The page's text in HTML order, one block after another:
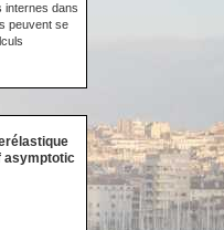
internes dans
peuvent se
asymptotic